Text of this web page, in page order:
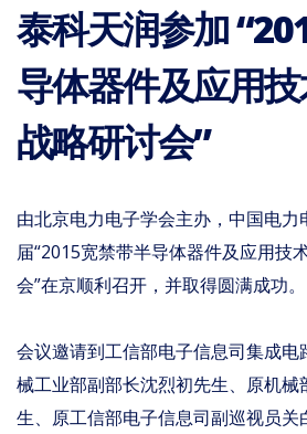
泰科天润参加
导体器件及应用
战略研讨会”
由北京电力电子学会主办，中国电
届“2015宽禁带半导体器件及应用技
会”在京顺利召开，并取得圆满成功。
会议邀请到工信部电子信息司集成
械工业部副部长沈烈初先生、原机
生、原工信部电子信息司副巡视员